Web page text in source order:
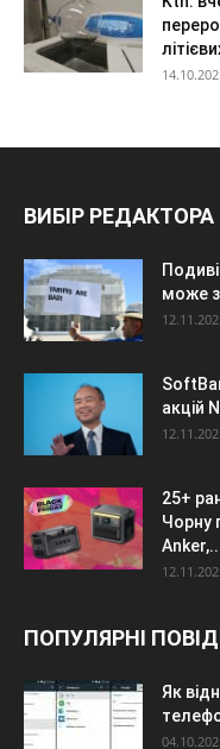
ВИБІР РЕДАКТОРА
може
акцій
25+
Чорну
ПОПУЛЯРНІ
Як